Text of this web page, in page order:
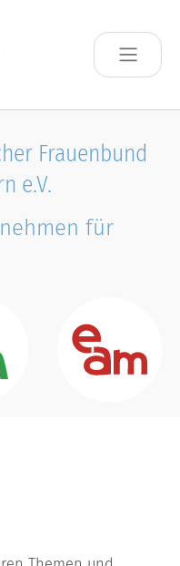
Frauenbund
e.V.
für